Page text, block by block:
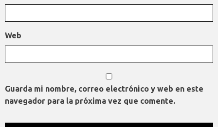
Web
Guarda mi nombre, correo electrónico y web en este
navegador para la próxima vez que comente.